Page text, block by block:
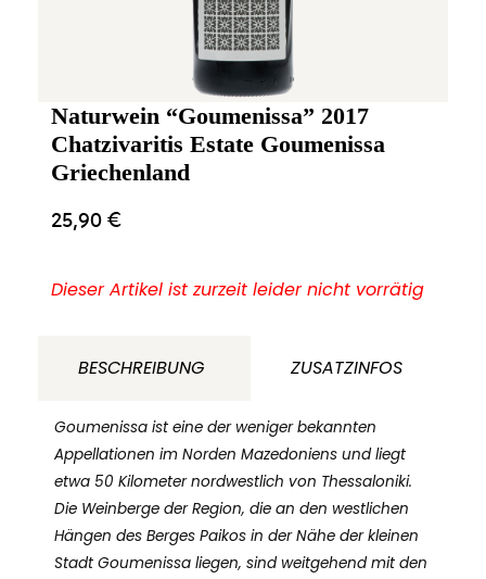
Naturwein “Goumenissa” 2017
Chatzivaritis Estate Goumenissa
Griechenland
25,90€
Dieser Artikel ist zurzeit leider nicht vorrätig
BESCHREIBUNG ZUSATZINFOS
Goumenissa ist eine der weniger bekannten
Appellationen im Norden Mazedoniens und liegt
etwa 50 Kilometer nordwestlich von Thessaloniki.
Die Weinberge der Region, die an den westlichen
Hängen des Berges Paikos in der Nähe der kleinen
Stadt Goumenissa liegen, sind weitgehend mit den